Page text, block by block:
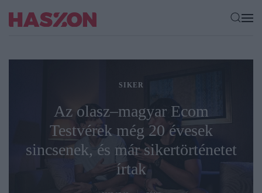
SIKER
Az olasz–magyar Ecom
Testvérek még 20 évesek
sincsenek, és már sikertörténetet
írtak